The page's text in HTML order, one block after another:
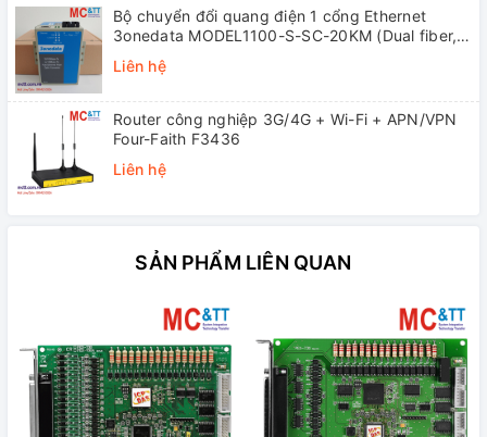
Bộ chuyển đổi quang điện 1 cổng Ethernet
3onedata MODEL1100-S-SC-20KM (Dual fiber,
Liên hệ
Router công nghiệp 3G/4G + Wi-Fi + APN/VPN
Four-Faith F3436
Liên hệ
SẢN PHẨM LIÊN QUAN